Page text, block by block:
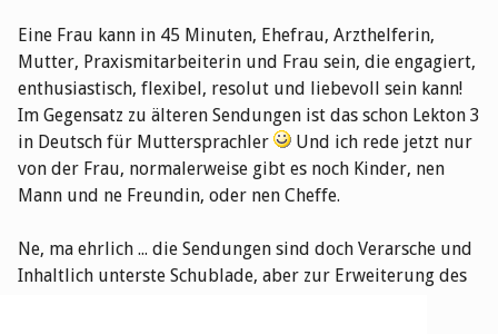
Eine Frau kann in 45 Minuten, Ehefrau, Arzthelferin,
Mutter, Praxismitarbeiterin und Frau sein, die engagiert,
enthusiastisch, flexibel, resolut und liebevoll sein kann!
Im Gegensatz zu älteren Sendungen ist das schon Lekton 3
in Deutsch für Muttersprachler
Und ich rede jetzt nur
von der Frau, normalerweise gibt es noch Kinder, nen
Mann und ne Freundin, oder nen Cheffe.
Ne, ma ehrlich ... die Sendungen sind doch Verarsche und
Inhaltlich unterste Schublade, aber zur Erweiterung des